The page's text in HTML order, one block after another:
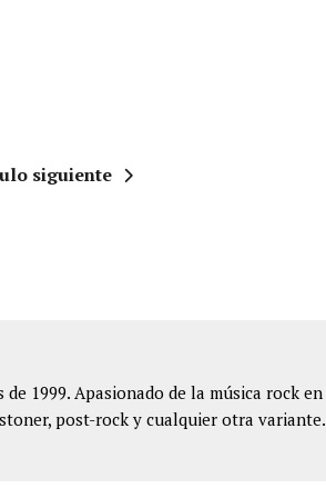
siguiente
1999. Apasionado de la música rock en
post-rock y cualquier otra variante.